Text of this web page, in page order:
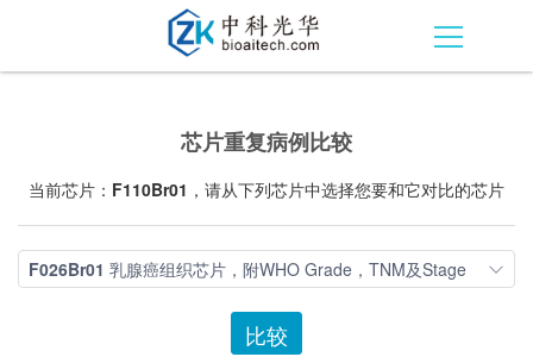
芯片重复病例比较
当前芯片： F110Br01 ，请从下列芯片中选择您要和它对比的芯片
F026Br01 乳腺癌组织芯片，附WHO Grade，TNM及Stage
比较